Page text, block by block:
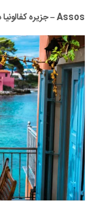
اخبار
Assos – جزیره کفالونیا در کشور یونان